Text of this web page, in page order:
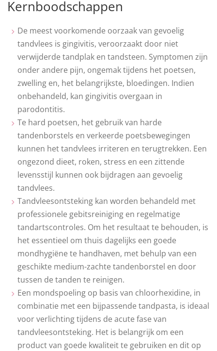
Kernboodschappen
De meest voorkomende oorzaak van gevoelig
tandvlees is gingivitis, veroorzaakt door niet
verwijderde tandplak en tandsteen. Symptomen zijn
onder andere pijn, ongemak tijdens het poetsen,
zwelling en, het belangrijkste, bloedingen. Indien
onbehandeld, kan gingivitis overgaan in
parodontitis.
Te hard poetsen, het gebruik van harde
tandenborstels en verkeerde poetsbewegingen
kunnen het tandvlees irriteren en terugtrekken. Een
ongezond dieet, roken, stress en een zittende
levensstijl kunnen ook bijdragen aan gevoelig
tandvlees.
Tandvleesontsteking kan worden behandeld met
professionele gebitsreiniging en regelmatige
tandartscontroles. Om het resultaat te behouden, is
het essentieel om thuis dagelijks een goede
mondhygiëne te handhaven, met behulp van een
geschikte medium-zachte tandenborstel en door
tussen de tanden te reinigen.
Een mondspoeling op basis van chloorhexidine, in
combinatie met een bijpassende tandpasta, is ideaal
voor verlichting tijdens de acute fase van
tandvleesontsteking. Het is belangrijk om een ​​
product van goede kwaliteit te gebruiken en dit op